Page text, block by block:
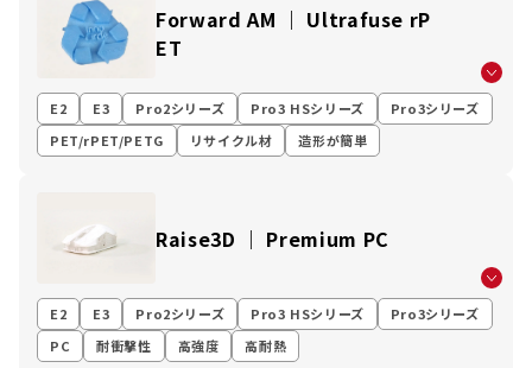
Forward AM ｜ Ultrafuse rP
ET
E2 E3 Pro2シリーズ Pro3 HSシリーズ
Pro3シリーズ
PET/rPET/PETG
リサイクル材 造形が簡単
Raise3D ｜ Premium PC
E2 E3 Pro2シリーズ Pro3 HSシリーズ
Pro3シリーズ
PC
耐衝撃性 高強度 高耐熱